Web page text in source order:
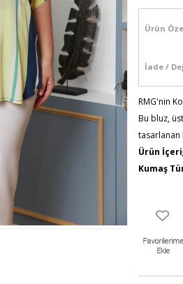
Ürün
İade /
RMG'nin
Bu bluz,
tasarlanan
Ürün
Kumaş
Ürün